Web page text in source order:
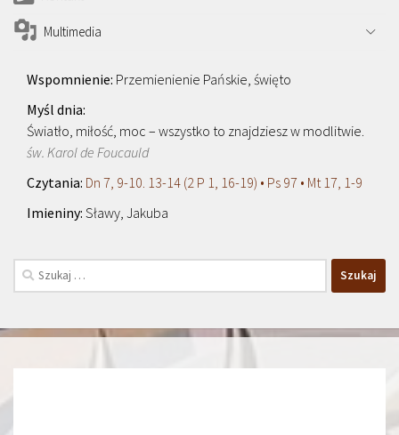
Multimedia
Przemienienie Pańskie, święto
Światło, miłość, moc – wszystko to znajdziesz w modlitwie.
św. Karol de Foucauld
Dn 7, 9-10. 13-14 (2 P 1, 16-19) • Ps 97 • Mt 17, 1-9
Sławy, Jakuba
Szukaj: